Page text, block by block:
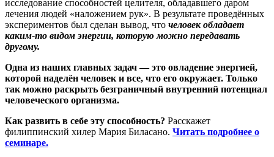
исследование способностей целителя, обладавшего даром
лечения людей «наложением рук». В результате проведённых
экспериментов был сделан вывод, что человек обладает
каким-то видом энергии, которую можно передавать
другому.
Одна из наших главных задач — это овладение энергией,
которой наделён человек и все, что его окружает. Только
так можно раскрыть безграничный внутренний потенциал
человеческого организма.
Как развить в себе эту способность? Расскажет
филиппинский хилер Мария Биласано. Читать подробнее о
семинаре.